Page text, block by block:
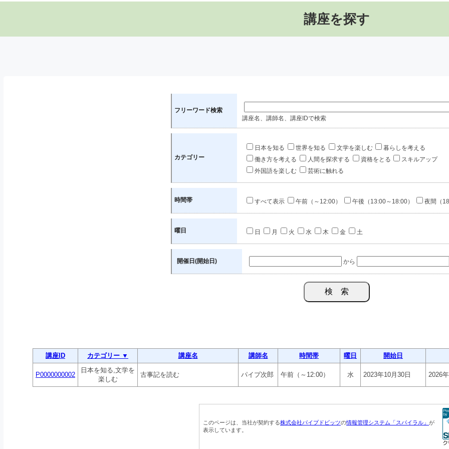
講座を探す
フリーワード検索
講座名、講師名、講座IDで検索
カテゴリー
日本を知る 世界を知る 文学を楽しむ
暮らしを考える
働き方を考える
人間を探求する 資格をとる
スキルアップ
外国語を楽しむ
芸術に触れる
時間帯 すべて表示 午前（～12:00） 午後（13:00～18:00） 夜間（
曜日 日 月 火 水 木 金 土
開催日(開始日) から
講座ID カテゴリー ▼ 講座名 講師名 時間帯 曜日 開始日
P0000000002
日本を知る,文学を
楽しむ
古事記を読む パイプ次郎 午前（～12:00） 水 2023年10月30日 2026
このページは、当社が契約する株式会社パイプドビッツの情報管理システム「スパイラル」 が
表示しています。